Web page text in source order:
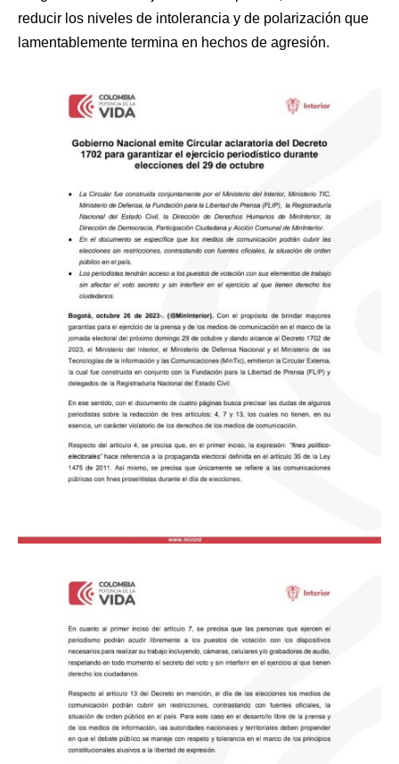
reducir los niveles de intolerancia y de polarización que
lamentablemente termina en hechos de agresión.